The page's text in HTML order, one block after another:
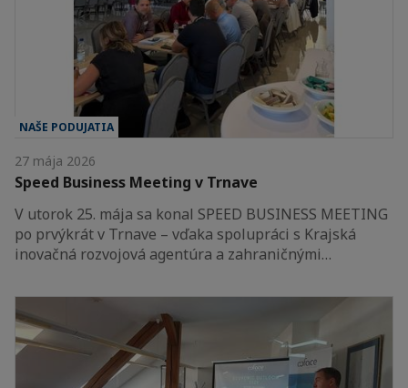
NAŠE PODUJATIA
27 mája 2026
Speed Business Meeting v Trnave
V utorok 25. mája sa konal SPEED BUSINESS MEETING
po prvýkrát v Trnave – vďaka spolupráci s Krajská
inovačná rozvojová agentúra a zahraničnými…